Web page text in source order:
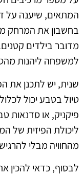
המתאים, שיענה על
בחשבון את המרחק
מדובר בילדים
למשפחה ליהנות
שנית, יש לתכנן את
טיול בטבע יכול לכלול
פיקניק, או סדנאות
ליכולת הפיזית של
מהחוויה מבלי
לבסוף, כדאי להכין